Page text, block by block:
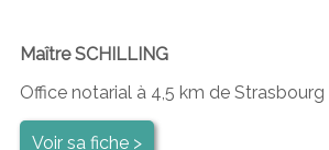
Maître SCHILLING
Office notarial à 4,5 km de Strasbourg
Voir sa fiche >